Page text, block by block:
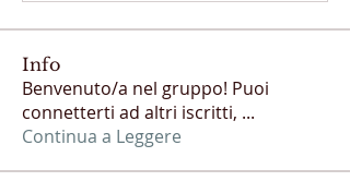
Info
Benvenuto/a nel gruppo! Puoi
connetterti ad altri iscritti, ...
Continua a Leggere